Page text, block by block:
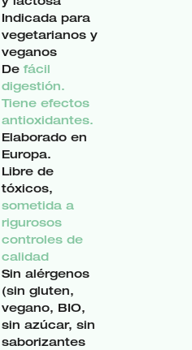
Indicada para
vegetarianos y
veganos
De fácil
digestión.
Tiene efectos
antioxidantes.
Elaborado en
Europa.
Libre de
tóxicos,
sometida a
rigurosos
controles de
calidad
Sin alérgenos
(sin gluten,
vegano, BIO,
sin azúcar, sin
saborizantes